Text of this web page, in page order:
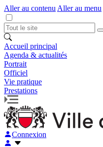
Aller au contenu Aller au menu
Accueil principal
Agenda & actualités
Portrait
Officiel
Vie pratique
Prestations
Connexion